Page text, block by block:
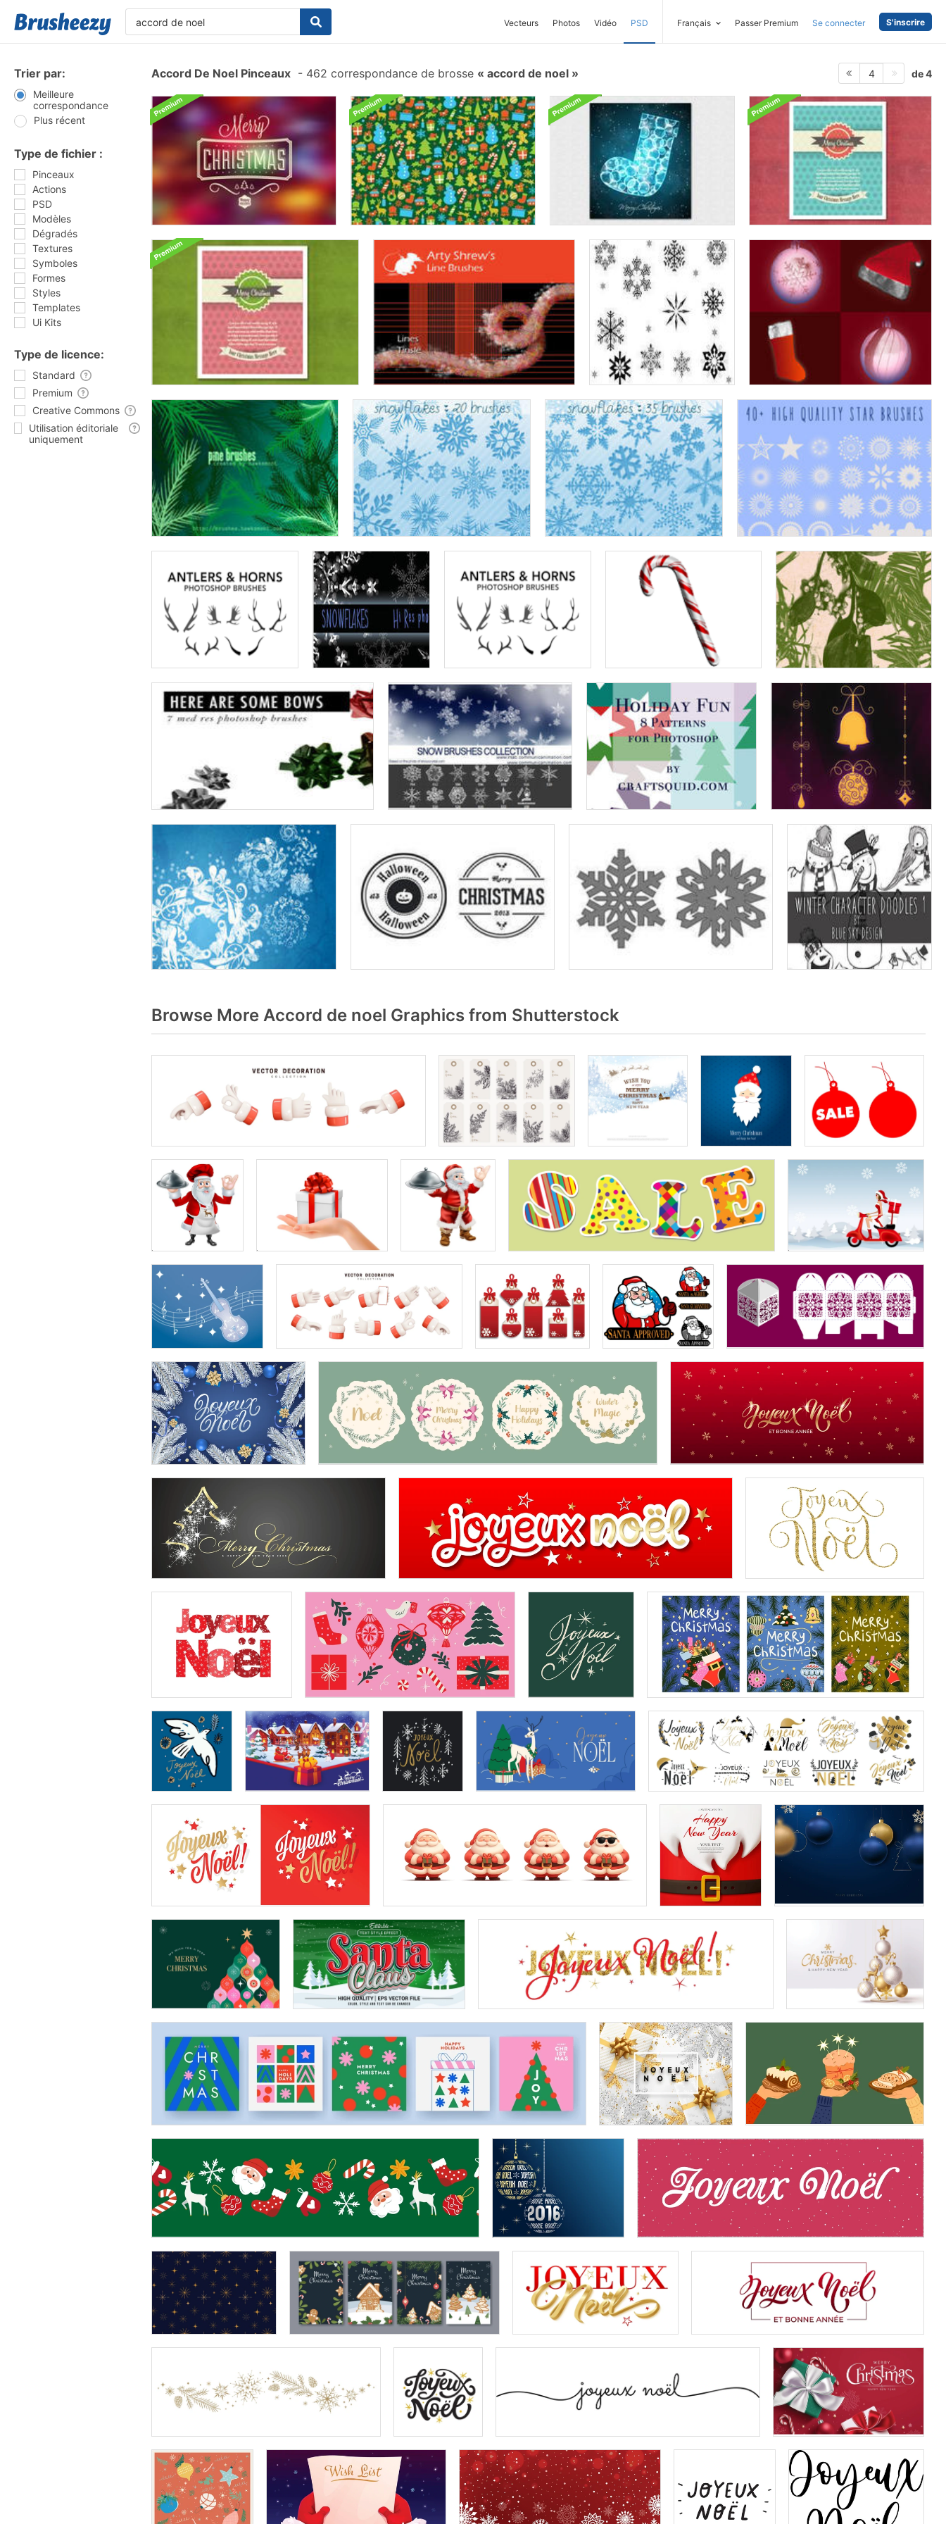
Vecteurs Photos Vidéo PSD Français Passer Premium Se connecter S'inscrire
Trier par:
Meilleure
correspondance
Plus récent
Type de fichier :
Pinceaux
Actions
PSD
Modèles
Dégradés
Textures
Symboles
Formes
Styles
Templates
Ui Kits
Type de licence:
Standard
Premium
Creative Commons
Utilisation éditoriale
uniquement
Accord De Noel Pinceaux - 462 correspondance de brosse accord de noel 4 de 4
Browse More Accord de noel Graphics from Shutterstock